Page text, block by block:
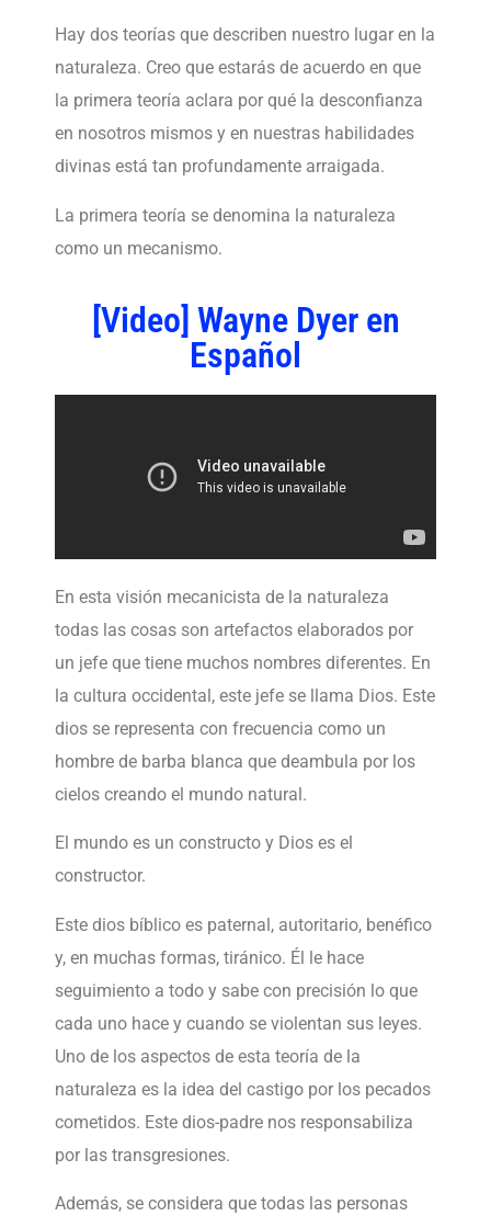
Hay dos teorías que describen nuestro lugar en la
naturaleza. Creo que estarás de acuerdo en que
la primera teoría aclara por qué la desconfianza
en nosotros mismos y en nuestras habilidades
divinas está tan profundamente arraigada.
La primera teoría se denomina la naturaleza
como un mecanismo.
[Video] Wayne Dyer en
Español
En esta visión mecanicista de la naturaleza
todas las cosas son artefactos elaborados por
un jefe que tiene muchos nombres diferentes. En
la cultura occidental, este jefe se llama Dios. Este
dios se representa con frecuencia como un
hombre de barba blanca que deambula por los
cielos creando el mundo natural.
El mundo es un constructo y Dios es el
constructor.
Este dios bíblico es paternal, autoritario, benéfico
y, en muchas formas, tiránico. Él le hace
seguimiento a todo y sabe con precisión lo que
cada uno hace y cuando se violentan sus leyes.
Uno de los aspectos de esta teoría de la
naturaleza es la idea del castigo por los pecados
cometidos. Este dios-padre nos responsabiliza
por las transgresiones.
Además, se considera que todas las personas